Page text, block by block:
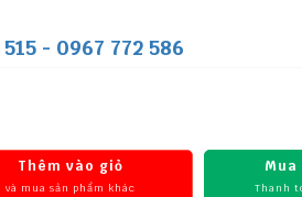
- 0967 772 586
Thêm vào giỏ
và mua sản phẩm khác
Mua
Thanh